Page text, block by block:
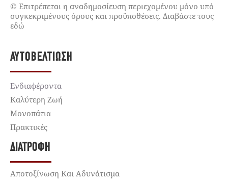
© Επιτρέπεται η αναδημοσίευση περιεχομένου μόνο υπό
συγκεκριμένους όρους και προϋποθέσεις. Διαβάστε τους
εδώ
ΑΥΤΟΒΕΛΤΊΩΣΗ
Ενδιαφέροντα
Καλύτερη Ζωή
Μονοπάτια
Πρακτικές
ΔΙΑΤΡΟΦΉ
Αποτοξίνωση Και Αδυνάτισμα